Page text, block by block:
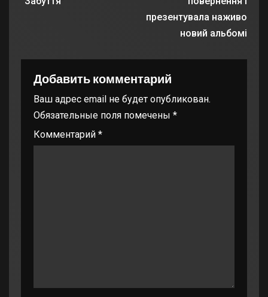
презентувала наживо
новий альбомі
Добавить комментарий
Ваш адрес email не будет опубликован.
Обязательные поля помечены *
Комментарий *